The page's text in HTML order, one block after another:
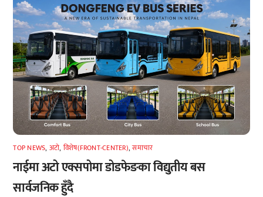
TOP NEWS, अटाे, विशेष(FRONT-CENTER),समाचार
नाईमा अटो एक्सपोमा डोडफेङका विद्युतीय बस
सार्वजनिक हुँदै